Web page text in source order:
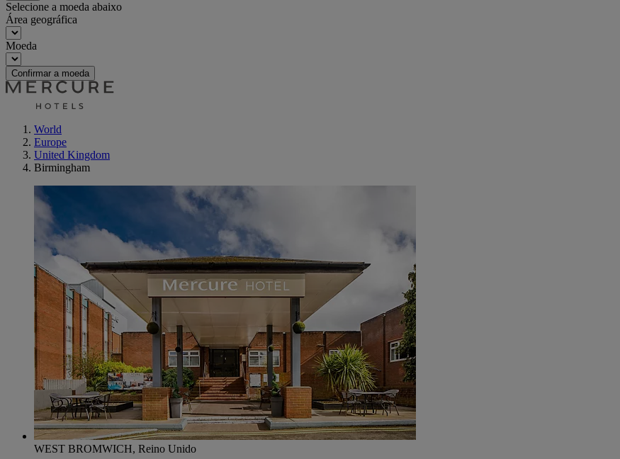
Selecione a moeda abaixo
Área geográfica
Moeda
Confirmar a moeda
World
Europe
United Kingdom
Birmingham
WEST BROMWICH, Reino Unido